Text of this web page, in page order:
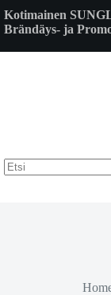
to
content
Kotimainen
Brändäys- ja